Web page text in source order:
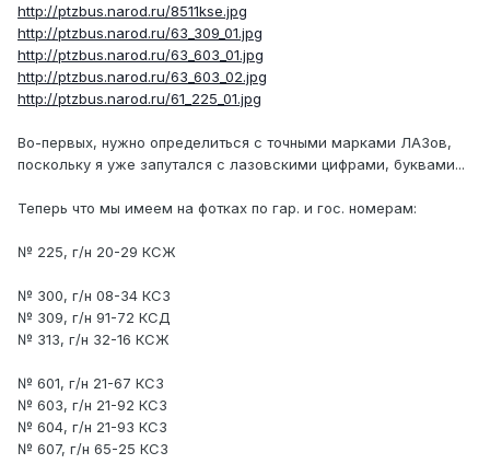
http://ptzbus.narod.ru/8511kse.jpg
http://ptzbus.narod.ru/63_309_01.jpg
http://ptzbus.narod.ru/63_603_01.jpg
http://ptzbus.narod.ru/63_603_02.jpg
http://ptzbus.narod.ru/61_225_01.jpg
Во-первых, нужно определиться с точными марками ЛАЗов,
поскольку я уже запутался с лазовскими цифрами, буквами...
Теперь что мы имеем на фотках по гар. и гос. номерам:
№ 225, г/н 20-29 КСЖ
№ 300, г/н 08-34 КСЗ
№ 309, г/н 91-72 КСД
№ 313, г/н 32-16 КСЖ
№ 601, г/н 21-67 КСЗ
№ 603, г/н 21-92 КСЗ
№ 604, г/н 21-93 КСЗ
№ 607, г/н 65-25 КСЗ